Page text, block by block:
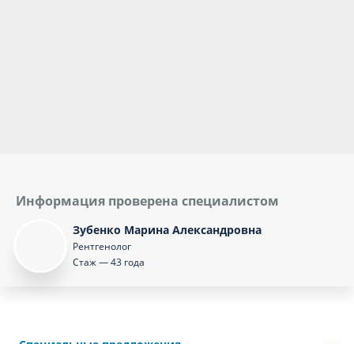
Информация проверена специалистом
Зубенко Марина Александровна
Рентгенолог
Стаж — 43 года